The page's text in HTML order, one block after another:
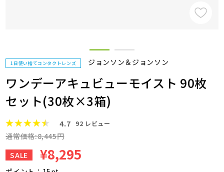
1日使い捨てコンタクトレンズ ジョンソン＆ジョンソン
ワンデーアキュビューモイスト 90枚
セット(30枚×3箱)
4.7 92 レビュー
通常価格:8,445円
SALE
¥8,295